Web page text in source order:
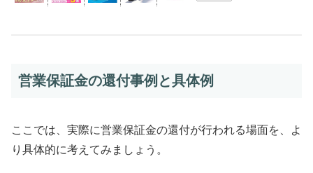
営業保証金の還付事例と具体例
ここでは、実際に営業保証金の還付が行われる場面を、よ
り具体的に考えてみましょう。